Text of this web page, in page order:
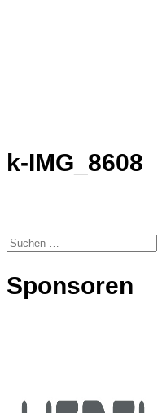
k-IMG_8608
Suchen
Sponsoren